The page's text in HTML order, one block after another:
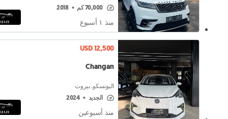
70,000 كم •
2018
منذ ١ أسبوع
USD 12,500
Changan
اليونسكو, بيروت
الجديد •
2024
منذ أسبوعين